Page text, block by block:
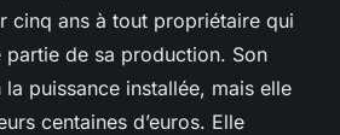
cinq ans à tout propriétaire qui
partie de sa production. Son
puissance installée, mais elle
centaines d’euros. Elle